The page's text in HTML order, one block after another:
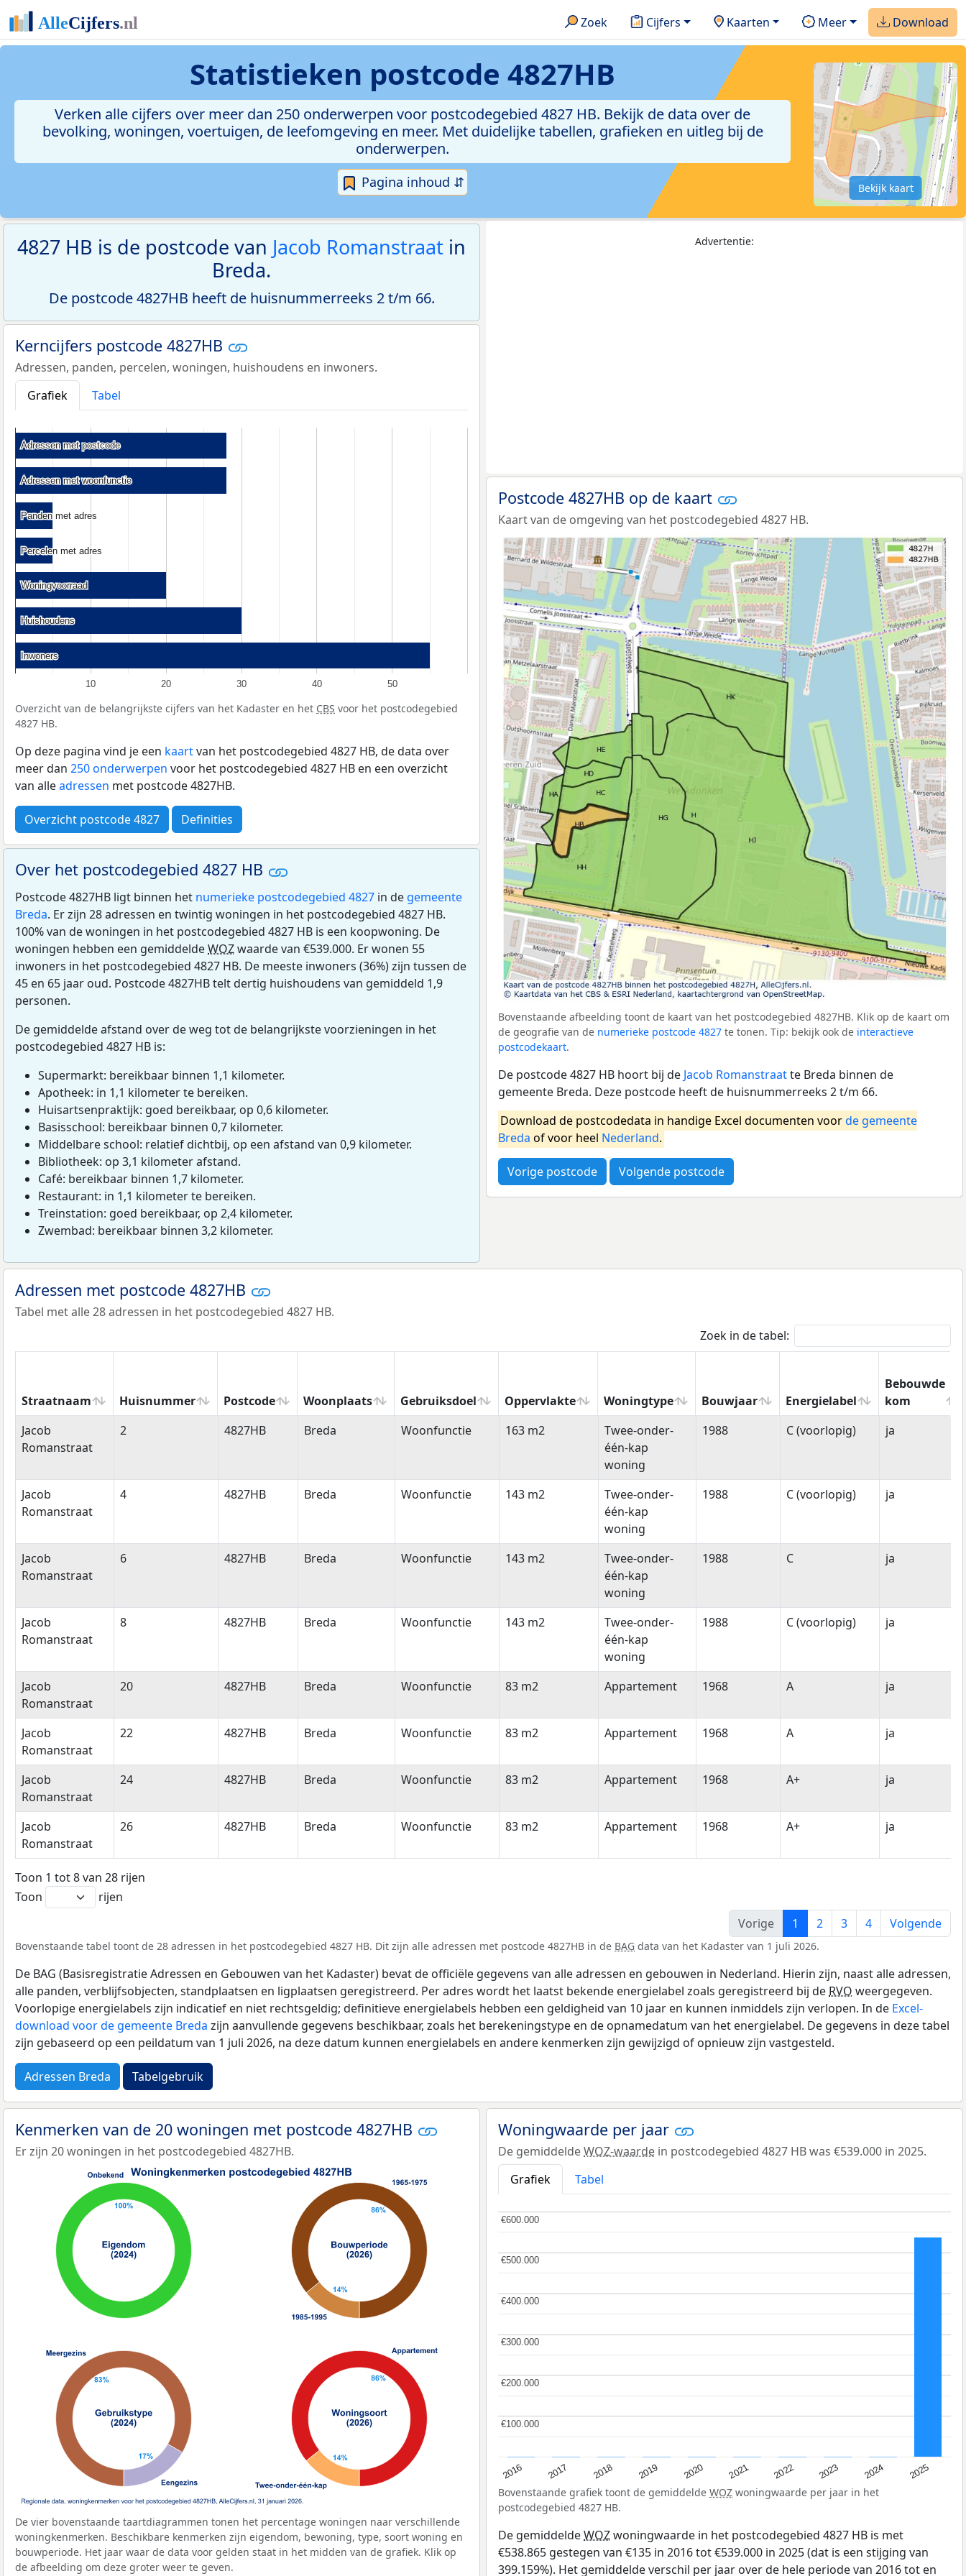
Zoek Cijfers Kaarten Meer Download
Statistieken postcode 4827HB
Verken alle cijfers over meer dan 250 onderwerpen voor postcodegebied 4827 HB. Bekijk de data over de
bevolking, woningen, voertuigen, de leefomgeving en meer. Met duidelijke tabellen, grafieken en uitleg bij de
onderwerpen.
Pagina inhoud ⇵ Bekijk kaart
4827 HB is de postcode van Jacob Romanstraat in
Breda.
De postcode 4827HB heeft de huisnummerreeks 2 t/m 66.
Kerncijfers postcode 4827HB
Adressen, panden, percelen, woningen, huishoudens en inwoners.
Grafiek
Tabel
10 20 30 40 50
Adressen met postcode
Adressen met postcode
Adressen met woonfunctie
Adressen met woonfunctie
Panden met adres
Panden met adres
Percelen met adres
Percelen met adres
Woningvoorraad
Woningvoorraad
Huishoudens
Huishoudens
Inwoners
Inwoners
Overzicht van de belangrijkste cijfers van het Kadaster en het CBS voor het postcodegebied
4827 HB.
Op deze pagina vind je een kaartvan het postcodegebied 4827 HB, de data over
meer dan 250 onderwerpen voor het postcodegebied 4827 HB en een overzicht
van alleadressen met postcode 4827HB.
Overzicht postcode 4827 Definities
Over het postcodegebied 4827 HB
Postcode 4827HB ligt binnen het numerieke postcodegebied 4827 in de gemeente
Breda. Er zijn 28 adressen en twintig woningen in het postcodegebied 4827 HB.
100% van de woningen in het postcodegebied 4827 HB is een koopwoning. De
woningen hebben een gemiddeldeWOZwaarde van €539.000. Er wonen 55
inwoners in het postcodegebied 4827 HB. De meeste inwoners (36%) zijn tussen de
45 en 65 jaar oud. Postcode 4827HB telt dertig huishoudens van gemiddeld 1,9
personen.
De gemiddelde afstand over de weg tot de belangrijkste voorzieningen in het
postcodegebied 4827 HB is:
Supermarkt: bereikbaar binnen 1,1 kilometer.
Apotheek: in 1,1 kilometer te bereiken.
Huisartsenpraktijk: goed bereikbaar, op 0,6 kilometer.
Basisschool: bereikbaar binnen 0,7 kilometer.
Middelbare school: relatief dichtbij, op een afstand van 0,9 kilometer.
Bibliotheek: op 3,1 kilometer afstand.
Café: bereikbaar binnen 1,7 kilometer.
Restaurant: in 1,1 kilometer te bereiken.
Treinstation: goed bereikbaar, op 2,4 kilometer.
Zwembad: bereikbaar binnen 3,2 kilometer.
Advertentie:
Postcode 4827HB op de kaart
Kaart van de omgeving van het postcodegebied 4827 HB.
Bovenstaande afbeelding toont de kaart van het postcodegebied 4827HB. Klik op de kaart om
de geografie van de numerieke postcode 4827 te tonen. Tip: bekijk ook de interactieve
postcodekaart.
De postcode 4827 HB hoort bij de Jacob Romanstraatte Breda binnen de
gemeente Breda. Deze postcode heeft de huisnummerreeks 2 t/m 66.
Download de postcodedata in handige Excel documenten voorde gemeente
Breda of voor heel Nederland.
Vorige postcode Volgende postcode
Adressen met postcode 4827HB
Tabel met alle 28 adressen in het postcodegebied 4827 HB.
Zoek in de tabel:
Straatnaam Huisnummer Postcode Woonplaats Gebruiksdoel Oppervlakte Woningtype Bouwjaar Energielabel
Bebouwde
kom
Straatnaam
Huisnummer Postcode Woonplaats Gebruiksdoel Oppervlakte Woningtype Bouwjaar Energielabel
Bebouwde
kom
Jacob
Romanstraat
2 4827HB Breda Woonfunctie 163 m2
Twee-onder-
één-kap
woning
1988 C (voorlopig) ja
Jacob
Romanstraat
4 4827HB Breda Woonfunctie 143 m2
Twee-onder-
één-kap
woning
1988 C (voorlopig) ja
Jacob
Romanstraat
6 4827HB Breda Woonfunctie 143 m2
Twee-onder-
één-kap
woning
1988 C ja
Jacob
Romanstraat
8 4827HB Breda Woonfunctie 143 m2
Twee-onder-
één-kap
woning
1988 C (voorlopig) ja
Jacob
Romanstraat
20 4827HB Breda Woonfunctie 83 m2 Appartement 1968 A ja
Jacob
Romanstraat
22 4827HB Breda Woonfunctie 83 m2 Appartement 1968 A ja
Jacob
Romanstraat
24 4827HB Breda Woonfunctie 83 m2 Appartement 1968 A+ ja
Jacob
Romanstraat
26 4827HB Breda Woonfunctie 83 m2 Appartement 1968 A+ ja
Toon 1 tot 8 van 28 rijen
Toon
rijen
Vorige
1 2 3 4 Volgende
Bovenstaande tabel toont de 28 adressen in het postcodegebied 4827 HB. Dit zijn alle adressen met postcode 4827HB in de BAG data van het Kadaster van 1 juli 2026.
De BAG (Basisregistratie Adressen en Gebouwen van het Kadaster) bevat de officiële gegevens van alle adressen en gebouwen in Nederland. Hierin zijn, naast alle adressen,
alle panden, verblijfsobjecten, standplaatsen en ligplaatsen geregistreerd. Per adres wordt het laatst bekende energielabel zoals geregistreerd bij de RVO weergegeven.
Voorlopige energielabels zijn indicatief en niet rechtsgeldig; definitieve energielabels hebben een geldigheid van 10 jaar en kunnen inmiddels zijn verlopen. In de Excel-
download voor de gemeente Breda zijn aanvullende gegevens beschikbaar, zoals het berekeningstype en de opnamedatum van het energielabel. De gegevens in deze tabel
zijn gebaseerd op een peildatum van 1 juli 2026, na deze datum kunnen energielabels en andere kenmerken zijn gewijzigd of opnieuw zijn vastgesteld.
Adressen Breda Tabelgebruik
Kenmerken van de 20 woningen met postcode 4827HB
Er zijn 20 woningen in het postcodegebied 4827HB.
De vier bovenstaande taartdiagrammen tonen het percentage woningen naar verschillende
woningkenmerken. Beschikbare kenmerken zijn eigendom, bewoning, type, soort woning en
bouwperiode. Het jaar waar de data voor gelden staat in het midden van de grafiek. Klik op
de afbeelding om deze groter weer te geven.
Woningwaarde per jaar
De gemiddeldeWOZ-waarde in postcodegebied 4827 HB was €539.000 in 2025.
Grafiek
Tabel
2016 2017 2018 2019 2020 2021 2022 2023 2024 2025
€100.000
€100.000
€200.000
€200.000
€300.000
€300.000
€400.000
€400.000
€500.000
€500.000
€600.000
€600.000
Bovenstaande grafiek toont de gemiddelde WOZ woningwaarde per jaar in het
postcodegebied 4827 HB.
De gemiddeldeWOZwoningwaarde in het postcodegebied 4827 HB is met
€538.865 gestegen van €135 in 2016 tot €539.000 in 2025 (dat is een stijging van
399.159%). Het gemiddelde verschil per jaar over de hele periode van 2016 tot en